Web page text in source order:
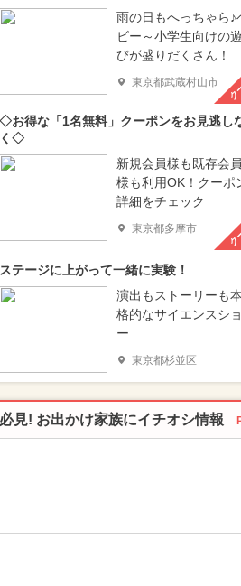
雨の日もへっちゃら♪
ビー～小学生向けの遊
びが盛りだくさん！
東京都武蔵村山市 ク
◇お得な「1名無料」クーポンをお見逃し
く◇
新規会員様も既存会員
様も利用OK！クーポ
詳細をチェック
東京都多摩市 ク
ステージに上がって一緒に実験！
演出もストーリーも本
格的なサイエンスショ
ー
東京都杉並区
必見! お出かけ家族にイチオシ情報